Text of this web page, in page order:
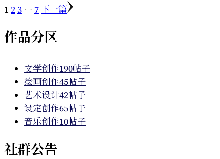
文
章
页
页
1 页
2 页
3 … 页
7下一篇
作品分区
文学创作190帖子
绘画创作45帖子
艺术设计42帖子
设定创作65帖子
音乐创作10帖子
社群公告